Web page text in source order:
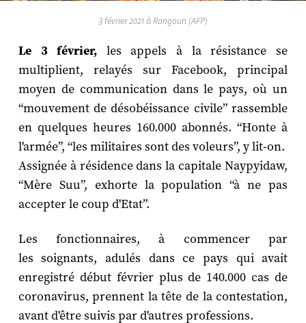
3 février 2021 à Rangoun (AFP)
Le 3 février, les appels à la résistance se
multiplient, relayés sur Facebook, principal
moyen de communication dans le pays, où un
“mouvement de désobéissance civile” rassemble
en quelques heures 160.000 abonnés. “Honte à
l'armée”, “les militaires sont des voleurs”, y lit-on.
Assignée à résidence dans la capitale Naypyidaw,
“Mère Suu”, exhorte la population “à ne pas
accepter le coup d'Etat”.
Les fonctionnaires, à commencer par
les soignants, adulés dans ce pays qui avait
enregistré début février plus de 140.000 cas de
coronavirus, prennent la tête de la contestation,
avant d'être suivis par d'autres professions.